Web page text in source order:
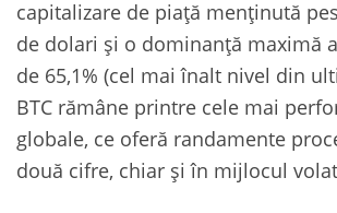
capitalizare de piață menținută
de dolari și o dominanță maximă
de 65,1% (cel mai înalt nivel din
BTC rămâne printre cele mai
globale, ce oferă randamente
două cifre, chiar și în mijlocul